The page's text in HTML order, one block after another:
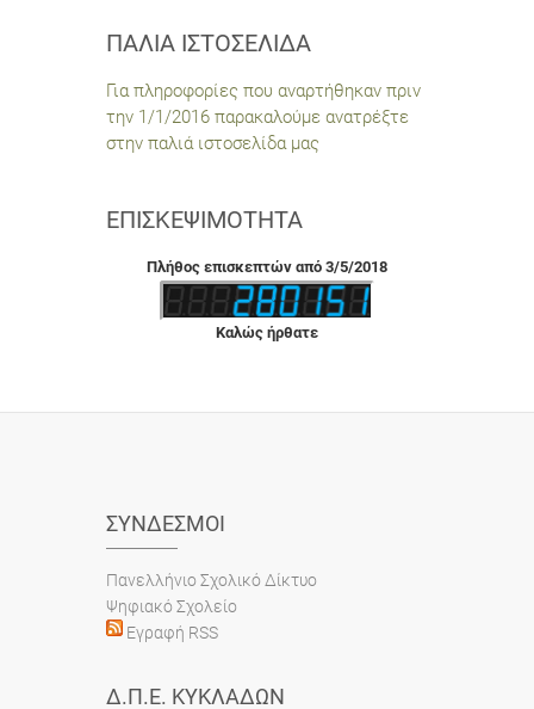
ΠΑΛΙΆ ΙΣΤΟΣΕΛΊΔΑ
Για πληροφορίες που αναρτήθηκαν πριν
την 1/1/2016 παρακαλούμε ανατρέξτε
στην παλιά ιστοσελίδα μας
ΕΠΙΣΚΕΨΙΜΌΤΗΤΑ
Πλήθος επισκεπτών από 3/5/2018
Καλώς ήρθατε
ΣΎΝΔΕΣΜΟΙ
Πανελλήνιο Σχολικό Δίκτυο
Ψηφιακό Σχολείο
Εγραφή RSS
Δ.Π.Ε. ΚΥΚΛΆΔΩΝ